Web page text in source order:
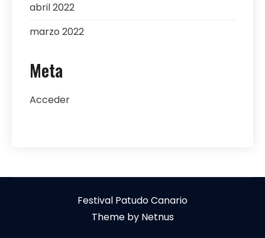
abril 2022
marzo 2022
Meta
Acceder
Festival Patudo Canario
Theme by Netnus